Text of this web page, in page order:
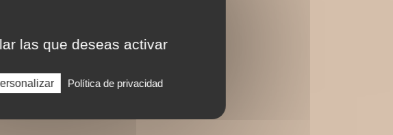
las que deseas activar
Política de privacidad